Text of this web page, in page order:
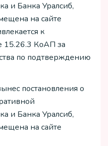
и Банка Уралсиб,
на сайте
к
15.26.3 КоАП за
по подтверждению
постановления о
и Банка Уралсиб,
на сайте